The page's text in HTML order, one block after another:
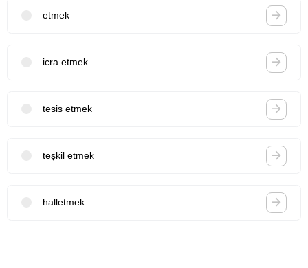
etmek
icra etmek
tesis etmek
teşkil etmek
halletmek